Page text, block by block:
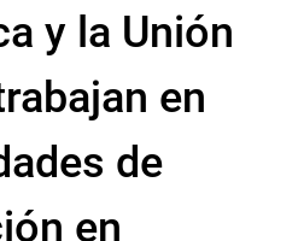
y la Unión
en
de
en